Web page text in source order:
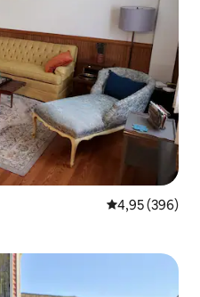
4,95 av 5 i
4,95 (396)